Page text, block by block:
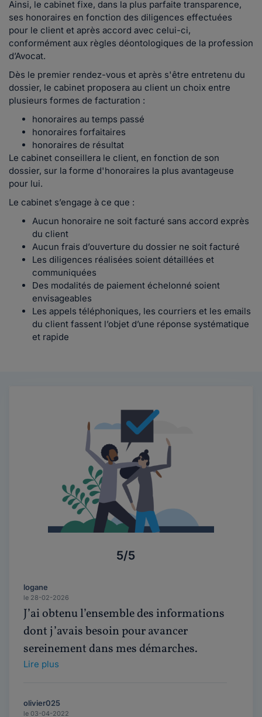
Ainsi, le cabinet fixe, dans la plus parfaite transparence,
ses honoraires en fonction des diligences effectuées
pour le client et après accord avec celui-ci,
conformément aux règles déontologiques de la profession
d’Avocat.
Dès le premier rendez-vous et après s'être entretenu du
dossier, le cabinet proposera au client un choix entre
plusieurs formes de facturation :
honoraires au temps passé
honoraires forfaitaires
honoraires de résultat
Le cabinet conseillera le client, en fonction de son
dossier, sur la forme d'honoraires la plus avantageuse
pour lui.
Le cabinet s’engage à ce que :
Aucun honoraire ne soit facturé sans accord exprès
du client
Aucun frais d’ouverture du dossier ne soit facturé
Les diligences réalisées soient détaillées et
communiquées
Des modalités de paiement échelonné soient
envisageables
Les appels téléphoniques, les courriers et les emails
du client fassent l’objet d’une réponse systématique
et rapide
5/5
logane
le 28-02-2026
J’ai obtenu l’ensemble des informations
dont j’avais besoin pour avancer
sereinement dans mes démarches.
Lire plus
olivier025
le 03-04-2022